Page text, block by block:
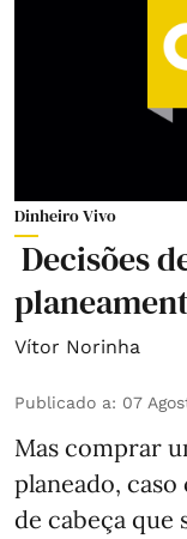
Dinheiro Vivo
Decisões
Vítor Norinha
Publicado a: 07
Mas comprar
planeado,
de cabeça